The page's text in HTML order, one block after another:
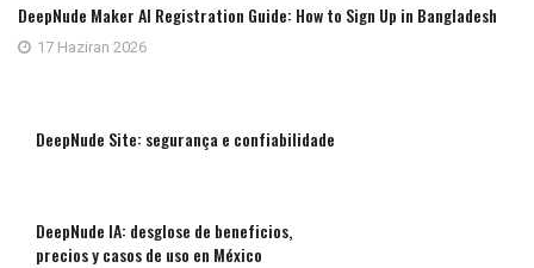
DeepNude Maker AI Registration Guide: How to Sign Up in Bangladesh
17 Haziran 2026
DeepNude Site: segurança e confiabilidade
DeepNude IA: desglose de beneficios,
precios y casos de uso en México